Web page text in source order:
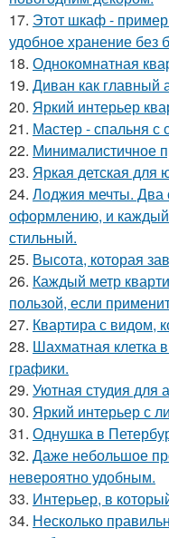
17. Этот шкаф - пример
удобное хранение без
18. Однокомнатная
19. Диван как главный
20. Яркий интерьер
21. Мастер - спальня с
22. Минималистичное
23. Яркая детская для
24. Лоджия мечты. Два
оформлению, и
стильный.
25. Высота, которая
26. Каждый метр
пользой, если
27. Квартира с видом,
28. Шахматная клетка
графики.
29. Уютная студия для
30. Яркий интерьер с
31. Однушка в
32. Даже небольшое
невероятно удобным.
33. Интерьер, в
34. Несколько